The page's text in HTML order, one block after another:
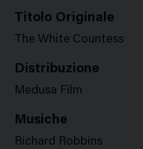
Titolo Originale
The White Countess
Distribuzione
Medusa Film
Musiche
Richard Robbins